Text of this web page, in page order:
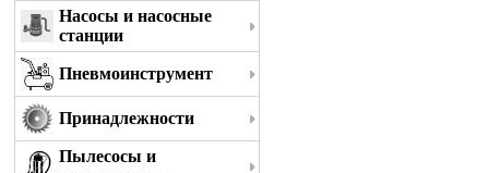
Насосы и насосные
станции
Пневмоинструмент
Принадлежности
Пылесосы и